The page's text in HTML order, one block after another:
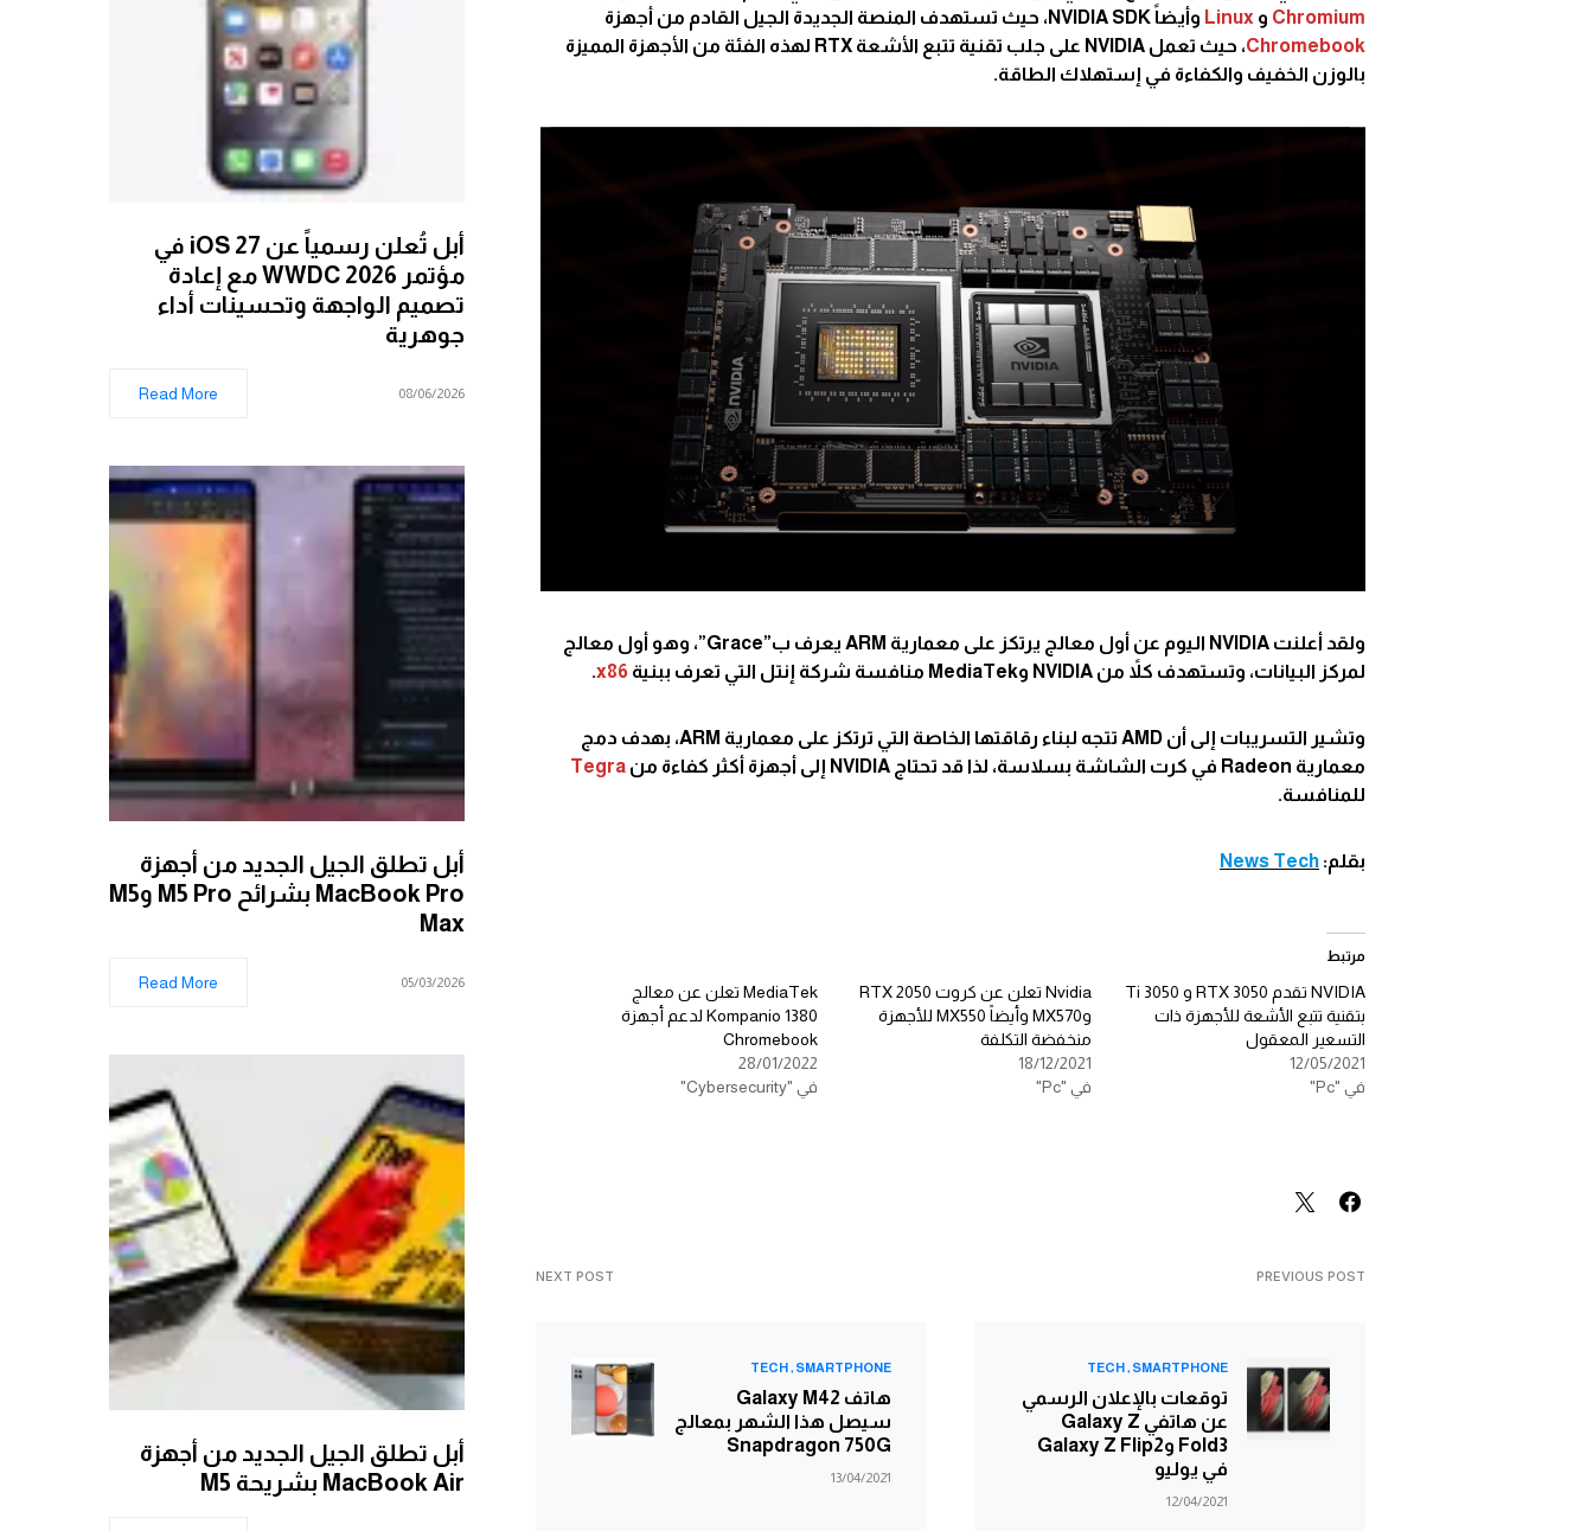
Chromium و Linux وأيضاً NVIDIA SDK، حيث تستهدف المنصة الجديدة الجيل القادم من أجهزة
Chromebook
، حيث تعمل NVIDIA على جلب تقنية تتبع الأشعة RTX لهذه الفئة من الأجهزة المميزة
بالوزن الخفيف والكفاءة في إستهلاك الطاقة.
ولقد أعلنت NVIDIA اليوم عن أول معالج يرتكز على معمارية ARM يعرف ب”Grace”، وهو أول معالج
لمركز البيانات، وتستهدف كلاً من NVIDIA وMediaTek منافسة شركة إنتل التي تعرف ببنية
x86
.
وتشير التسريبات إلى أن AMD تتجه لبناء رقاقتها الخاصة التي ترتكز على معمارية ARM، بهدف دمج
معمارية Radeon في كرت الشاشة بسلاسة، لذا قد تحتاج NVIDIA إلى أجهزة أكثر كفاءة من
Tegra
للمنافسة.
بقلم: News Tech
مرتبط
NVIDIA تقدم RTX 3050 و 3050 Ti
بتقنية تتبع الأشعة للأجهزة ذات
التسعير المعقول
12/05/2021
في "Pc"
Nvidia تعلن عن كروت RTX 2050
وMX570 وأيضاً MX550 للأجهزة
منخفضة التكلفة
18/12/2021
في "Pc"
MediaTek تعلن عن معالج
Kompanio 1380 لدعم أجهزة
Chromebook
28/01/2022
في "Cybersecurity"
PREVIOUS POST
SMARTPHONE
TECH
توقعات بالإعلان الرسمي
عن هاتفي Galaxy Z
Fold3 وGalaxy Z Flip2
في يوليو
12/04/2021
NEXT POST
SMARTPHONE
TECH
هاتف Galaxy M42
سيصل هذا الشهر بمعالج
Snapdragon 750G
13/04/2021
أبل تُعلن رسمياً عن iOS 27 في
مؤتمر WWDC 2026 مع إعادة
تصميم الواجهة وتحسينات أداء
جوهرية
08/06/2026
Read More
أبل تطلق الجيل الجديد من أجهزة
MacBook Pro بشرائح M5 Pro وM5
Max
05/03/2026
Read More
أبل تطلق الجيل الجديد من أجهزة
MacBook Air بشريحة M5